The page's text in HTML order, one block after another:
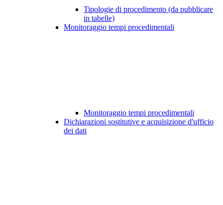
Tipologie di procedimento (da pubblicare
in tabelle)
Monitoraggio tempi procedimentali
Monitoraggio tempi procedimentali
Dichiarazioni sostitutive e acquisizione d'ufficio
dei dati